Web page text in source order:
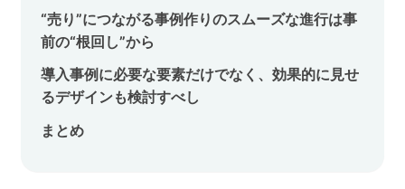
株式会社メディックス
プライバシーポリシー
“売り”につながる事例作りのスムーズな進行は事
前の“根回し”から
導入事例に必要な要素だけでなく、効果的に見せ
るデザインも検討すべし
まとめ